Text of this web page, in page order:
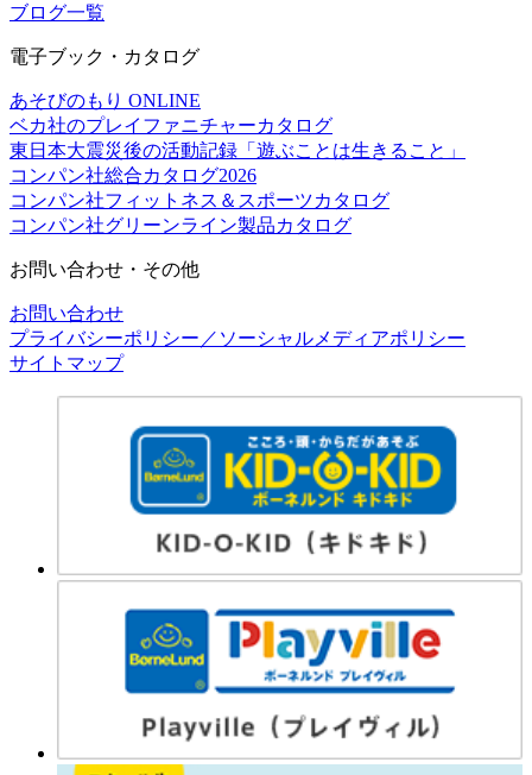
ブログ一覧
電子ブック・カタログ
あそびのもり ONLINE
ベカ社のプレイファニチャーカタログ
東日本大震災後の活動記録「遊ぶことは生きること」
コンパン社総合カタログ2026
コンパン社フィットネス＆スポーツカタログ
コンパン社グリーンライン製品カタログ
お問い合わせ・その他
お問い合わせ
プライバシーポリシー／ソーシャルメディアポリシー
サイトマップ